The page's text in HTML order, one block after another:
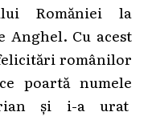
Romăniei la
Anghel. Cu acest
românilor
poartă numele
și i-a urat